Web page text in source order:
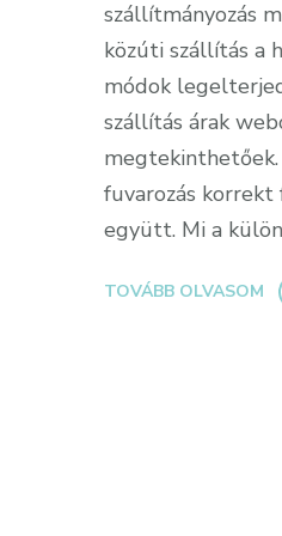
szállítmányozás
közúti szállítás a
módok
szállítás árak
fuvarozás
együtt. Mi a
TOVÁBB OLVASOM